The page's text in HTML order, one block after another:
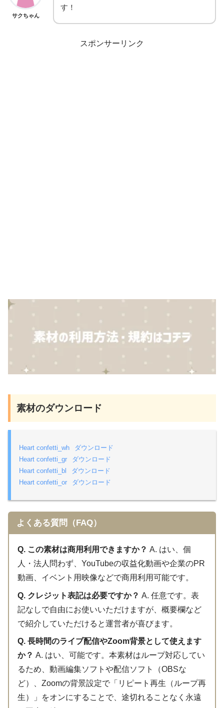
サクちゃん
す！
スポンサーリンク
素材のダウンロード
Heart confetti_wh
ダウンロード
Heart confetti_gr
ダウンロード
Heart confetti_bl
ダウンロード
Heart confetti_or
ダウンロード
よくある質問（FAQ）
Q. この素材は商用利用できますか？ A. はい、個
人・法人問わず、YouTubeの収益化動画や企業のPR
動画、イベント用映像などで商用利用可能です。
Q. クレジット表記は必要ですか？ A. 任意です。表
記なしで自由にお使いいただけますが、概要欄など
で紹介していただけると運営者が喜びます。
Q. 長時間のライブ配信やZoom背景として使えます
か？ A. はい、可能です。本素材はループ対応してい
るため、動画編集ソフトや配信ソフト（OBSな
ど）、Zoomの背景設定で「リピート再生（ループ再
生）」をオンにすることで、途切れることなく永遠